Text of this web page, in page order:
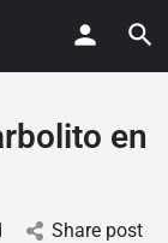
en
Share post